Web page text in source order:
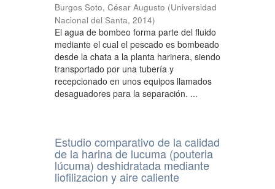
Burgos Soto, César Augusto (Universidad
Nacional del Santa, 2014)
El agua de bombeo forma parte del fluido
mediante el cual el pescado es bombeado
desde la chata a la planta harinera, siendo
transportado por una tubería y
recepcionado en unos equipos llamados
desaguadores para la separación. ...
Estudio comparativo de la calidad
de la harina de lucuma (pouteria
lúcuma) deshidratada mediante
liofilizacion y aire caliente